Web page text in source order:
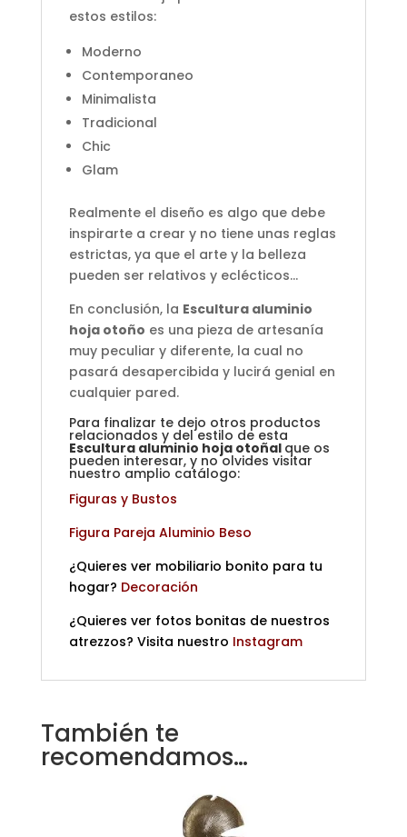
estos estilos:
Moderno
Contemporaneo
Minimalista
Tradicional
Chic
Glam
Realmente el diseño es algo que debe
inspirarte a crear y no tiene unas reglas
estrictas, ya que el arte y la belleza
pueden ser relativos y eclécticos…
En conclusión, la Escultura aluminio
hoja otoño es una pieza de artesanía
muy peculiar y diferente, la cual no
pasará desapercibida y lucirá genial en
cualquier pared.
Para finalizar te dejo otros productos
relacionados y del estilo de esta
Escultura aluminio hoja otoñal que os
pueden interesar, y no olvides visitar
nuestro amplio catálogo:
Figuras y Bustos
Figura Pareja Aluminio Beso
¿Quieres ver mobiliario bonito para tu
hogar? Decoración
¿Quieres ver fotos bonitas de nuestros
atrezzos? Visita nuestro Instagram
También te
recomendamos…